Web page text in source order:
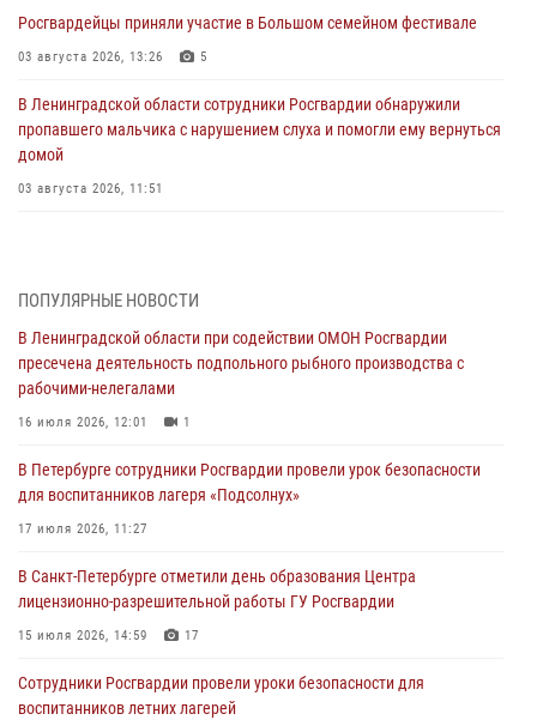
Росгвардейцы приняли участие в Большом семейном фестивале
03 августа 2026, 13:26 5
В Ленинградской области сотрудники Росгвардии обнаружили
пропавшего мальчика с нарушением слуха и помогли ему вернуться
домой
03 августа 2026, 11:51
03 августа 2026, 10:15 1
Сотрудники ГУ Росгвардии приняли участие в чемпионатах Северо-
Западного округа войск национальной гвардии РФ по спортивному и
боевому самбо
03 августа 2026, 10:07
В Ленобласти сотрудники ОМОН Росгвардии оказали содействие
полиции в проведении профилактического мероприятия
03 августа 2026, 09:16
В Петербурге сотрудники Росгвардии обеспечили правопорядок в
День Воздушно-десантных войск
02 августа 2026, 19:30 10
Сотрудники Росгвардии на Пушкинской улице задержали двух
граждан, подозреваемых в попытке поджога одного из баров в
ПОПУЛЯРНЫЕ НОВОСТИ
В Ленинградской области при содействии ОМОН Росгвардии
пресечена деятельность подпольного рыбного производства с
рабочими-нелегалами
16 июля 2026, 12:01 1
В Петербурге сотрудники Росгвардии провели урок безопасности
для воспитанников лагеря «Подсолнух»
17 июля 2026, 11:27
В Санкт-Петербурге отметили день образования Центра
лицензионно-разрешительной работы ГУ Росгвардии
15 июля 2026, 14:59 17
Сотрудники Росгвардии провели уроки безопасности для
воспитанников летних лагерей